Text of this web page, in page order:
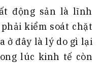
động sản là lĩnh
kiểm soát chặt
ở đây là lý do gì lại
lúc kinh tế còn